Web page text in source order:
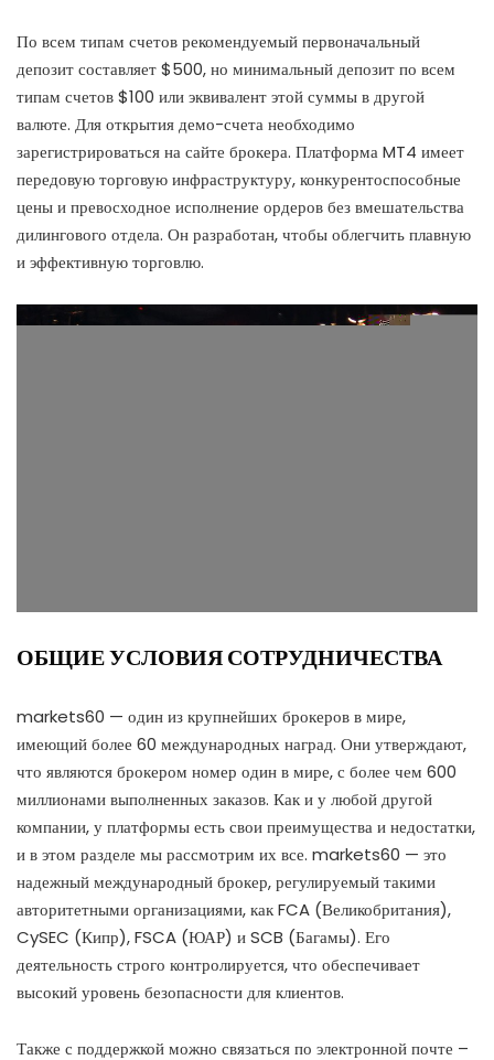
По всем типам счетов рекомендуемый первоначальный
депозит составляет $500, но минимальный депозит по всем
типам счетов $100 или эквивалент этой суммы в другой
валюте. Для открытия демо-счета необходимо
зарегистрироваться на сайте брокера. Платформа MT4 имеет
передовую торговую инфраструктуру, конкурентоспособные
цены и превосходное исполнение ордеров без вмешательства
дилингового отдела. Он разработан, чтобы облегчить плавную
и эффективную торговлю.
ОБЩИЕ УСЛОВИЯ СОТРУДНИЧЕСТВА
markets60 — один из крупнейших брокеров в мире,
имеющий более 60 международных наград. Они утверждают,
что являются брокером номер один в мире, с более чем 600
миллионами выполненных заказов. Как и у любой другой
компании, у платформы есть свои преимущества и недостатки,
и в этом разделе мы рассмотрим их все. markets60 — это
надежный международный брокер, регулируемый такими
авторитетными организациями, как FCA (Великобритания),
CySEC (Кипр), FSCA (ЮАР) и SCB (Багамы). Его
деятельность строго контролируется, что обеспечивает
высокий уровень безопасности для клиентов.
Также с поддержкой можно связаться по электронной почте –